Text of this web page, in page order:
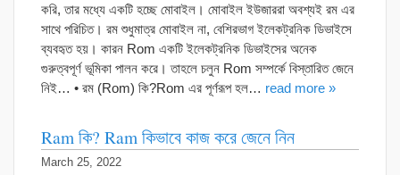
করি, তার মধ্যে একটি হচ্ছে মোবাইল। মোবাইল ইউজাররা অবশ্যই রম এর
সাথে পরিচিত। রম শুধুমাত্র মোবাইল না, বেশিরভাগ ইলেকট্রনিক ডিভাইসে
ব্যবহৃত হয়। কারন Rom একটি ইলেকট্রনিক ডিভাইসের অনেক
গুরুত্বপূর্ণ ভূমিকা পালন করে। তাহলে চলুন Rom সম্পর্কে বিস্তারিত জেনে
নিই… • রম (Rom) কি?Rom এর পূর্ণরূপ হল… read more »
Ram কি? Ram কিভাবে কাজ করে জেনে নিন
March 25, 2022